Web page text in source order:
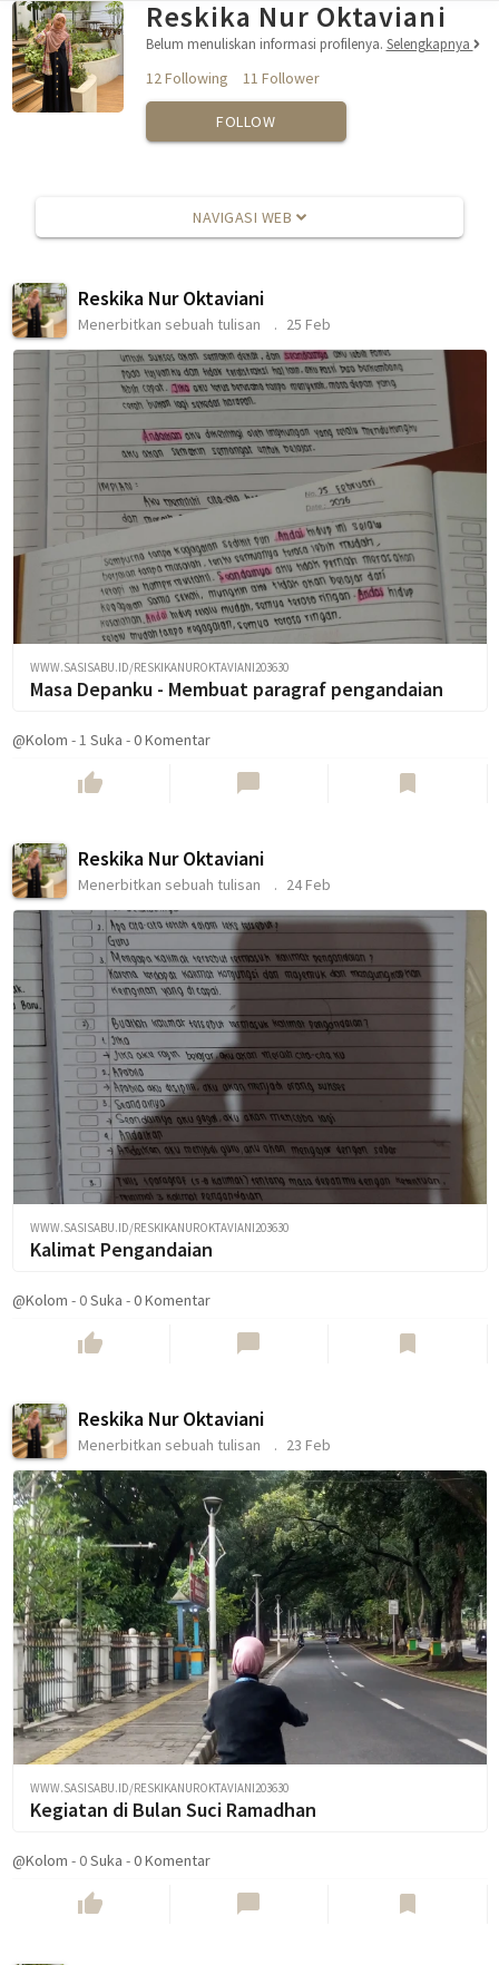
Reskika Nur Oktaviani
Belum menuliskan informasi profilenya. Selengkapnya
12 Following 11 Follower
FOLLOW
NAVIGASI WEB
Reskika Nur Oktaviani
Menerbitkan sebuah tulisan 25 Feb
WWW.SASISABU.ID/RESKIKANUROKTAVIANI203630
Masa Depanku - Membuat paragraf pengandaian
@Kolom -1 Suka -0 Komentar
thumb_up chat_bubble bookmark
Reskika Nur Oktaviani
Menerbitkan sebuah tulisan 24 Feb
WWW.SASISABU.ID/RESKIKANUROKTAVIANI203630
Kalimat Pengandaian
@Kolom - 0Suka -0 Komentar
thumb_up chat_bubble bookmark
Reskika Nur Oktaviani
Menerbitkan sebuah tulisan 23 Feb
WWW.SASISABU.ID/RESKIKANUROKTAVIANI203630
Kegiatan di Bulan Suci Ramadhan
@Kolom - 0Suka -0 Komentar
thumb_up chat_bubble bookmark